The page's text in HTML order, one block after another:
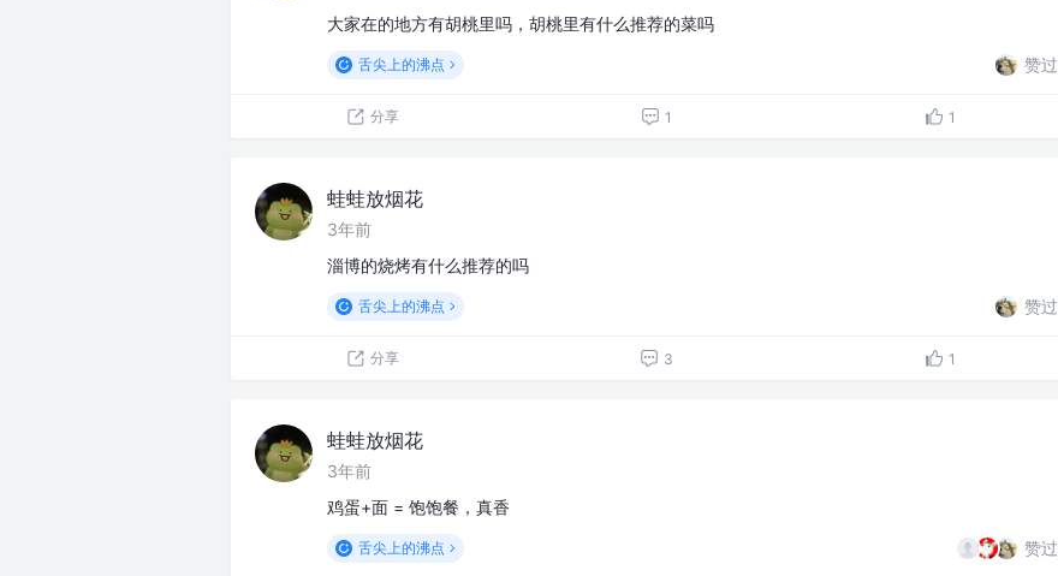
大家在的地方有胡桃里吗，胡桃里有什么推荐的菜吗
舌尖上的沸点 赞过
分享 1 1
蛙蛙放烟花
3年前
淄博的烧烤有什么推荐的吗
舌尖上的沸点 赞过
分享 3 1
蛙蛙放烟花
3年前
鸡蛋+面 = 饱饱餐，真香
舌尖上的沸点 赞过